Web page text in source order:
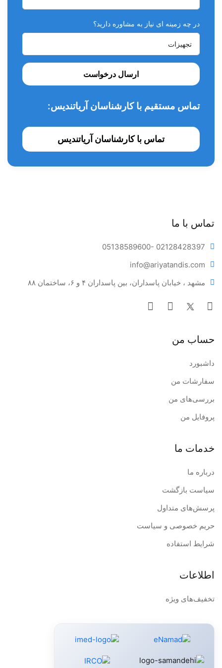
در چه زمینه ای نیاز به مشاوره دارید؟
ارسال درخواست
تماس مستقیم با کارشناسان آریاتندیس:
تماس با کارشناسان آریاتندیس
تماس با ما
05138589600- 02128428397
info@ariyatandis.com
مشهد ، خیابان پاسداران، بین پاسداران ۴ و ۶، ساختمان ۸۸
حساب من
داشبورد
سفارشات من
بررسی‌های من
پروفایل من
خدمات ما
درباره ما
سیاست بازگشت
پرسش‌های متداول
حریم خصوصی و سیاست
شرایط استفاده
اطلاعات
تخفیف‌های ویژه